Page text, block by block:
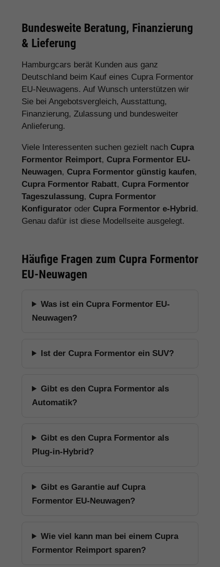
Bundesweite Beratung, Finanzierung
& Lieferung
Hamburgcars berät Kunden aus ganz
Deutschland beim Kauf eines Cupra Formentor
EU-Neuwagens. Auf Wunsch unterstützen wir
Sie bei Angebotsvergleich, Ausstattung,
Finanzierung, Zulassung und bundesweiter
Anlieferung.
Viele Interessenten suchen gezielt nach Cupra
Formentor Reimport, Cupra Formentor EU-
Neuwagen, Cupra Formentor günstig kaufen,
Cupra Formentor Rabatt, Cupra Formentor
Tageszulassung, Cupra Formentor
Konfigurator oder Cupra Formentor e-Hybrid.
Genau dafür ist diese Modellseite ausgelegt.
Häufige Fragen zum Cupra Formentor
EU-Neuwagen
Was ist ein Cupra Formentor EU-
Neuwagen?
Ist der Cupra Formentor ein SUV?
Gibt es den Cupra Formentor als
Automatik?
Gibt es den Cupra Formentor als
Plug-in-Hybrid?
Gibt es Garantie auf Cupra
Formentor EU-Neuwagen?
Wie viel kann man bei einem Cupra
Formentor Reimport sparen?